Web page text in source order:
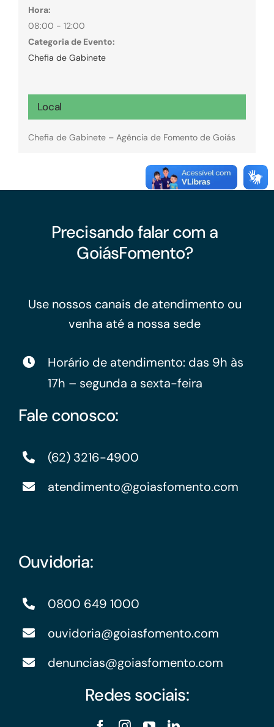
Hora:
08:00 - 12:00
Categoria de Evento:
Chefia de Gabinete
Local
Chefia de Gabinete – Agência de Fomento de Goiás
Precisando falar com a
GoiásFomento?
Use nossos canais de atendimento ou
venha até a nossa sede
Horário de atendimento: das 9h às
17h – segunda a sexta-feira
Fale conosco:
(62) 3216-4900
atendimento@goiasfomento.com
Ouvidoria:
0800 649 1000
ouvidoria@goiasfomento.com
denuncias@goiasfomento.com
Redes sociais: